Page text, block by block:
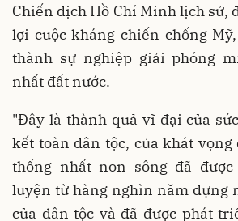
Chiến dịch Hồ Chí Minh lịch sử,
lợi cuộc kháng chiến chống
thành sự nghiệp giải phóng
nhất đất nước.
"Đây là thành quả vĩ đại của
kết toàn dân tộc, của khát vọng
thống nhất non sông đã
luyện từ hàng nghìn năm dựng
của dân tộc và đã được phát